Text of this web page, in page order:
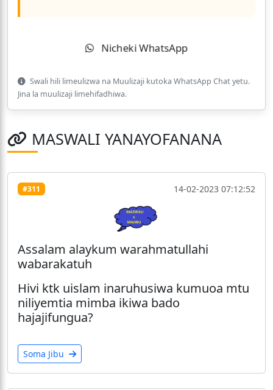
Nicheki WhatsApp
Swali hili limeulizwa na Muulizaji kutoka WhatsApp Chat yetu.
Jina la muulizaji limehifadhiwa.
MASWALI YANAYOFANANA
#311 14-02-2023 07:12:52
Assalam alaykum warahmatullahi
wabarakatuh
Hivi ktk uislam inaruhusiwa kumuoa mtu
niliyemtia mimba ikiwa bado
hajajifungua?
Soma Jibu